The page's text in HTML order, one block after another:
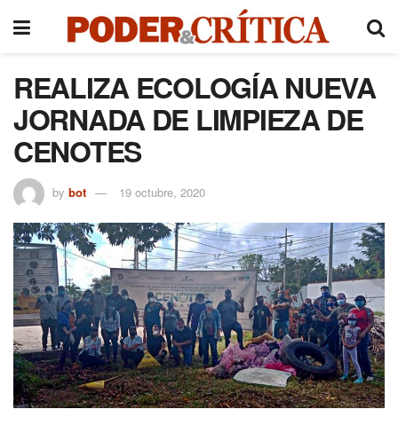
REALIZA ECOLOGÍA NUEVA
JORNADA DE LIMPIEZA DE
CENOTES
by bot 19 octubre, 2020